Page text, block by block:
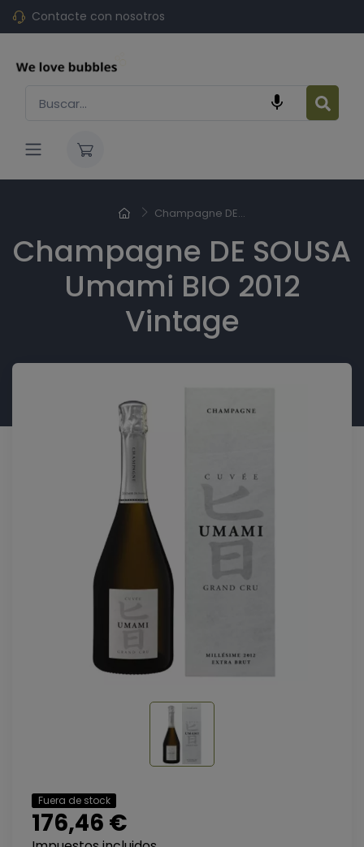
Contacte con nosotros

Champagne DE...
Champagne DE SOUSA
Umami BIO 2012
Vintage
Fuera de stock
176,46 €